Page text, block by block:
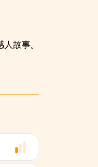
故事。